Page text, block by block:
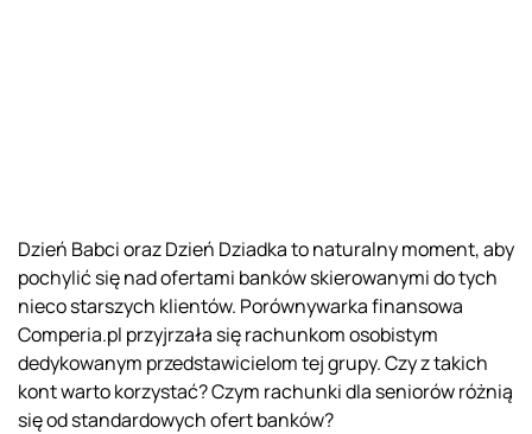
Dzień Babci oraz Dzień Dziadka to naturalny moment, aby
pochylić się nad ofertami banków skierowanymi do tych
nieco starszych klientów. Porównywarka finansowa
Comperia.pl przyjrzała się rachunkom osobistym
dedykowanym przedstawicielom tej grupy. Czy z takich
kont warto korzystać? Czym rachunki dla seniorów różnią
się od standardowych ofert banków?